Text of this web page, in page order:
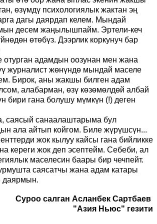
өзүмдү психологиялык жактан эң
дагы даярдап келем. Мындай
десем жаңылышпайм. Эртели-кеч
өтөбүз. Дээрлик коркунуч бар
отурган адамдын оозунан мен жана
журналист жөнүндө мындай маселе
Бирок, аны жакшы билген адам
алабарман, өзү көзөмөлдөй албай
бири гана болушу мүмкүн (!) деген
саясый санаалаштарыма бул
ала айтып койгом. Биле жүрүшсүн...
жок кылуу кайсы гана бийликке
кереги жок деп эсептейм. Себеби, ал
маселесин баары бир чечпейт.
саясатчы жана адам катары
даярмын.
Суроо салган Асланбек Сартбаев
"Азия Ньюс" гезити